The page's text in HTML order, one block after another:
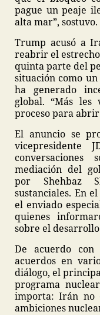
pague un peaje
alta mar”, sostuvo.
Trump acusó a
reabrir el
quinta parte del
situación como
ha generado
global. “Más les
proceso para
El anuncio se
vicepresidente
conversaciones
mediación del
por Shehbaz
sustanciales. En
el enviado
quienes
sobre el
De acuerdo con
acuerdos en
diálogo, el
programa
importa: Irán no
ambiciones